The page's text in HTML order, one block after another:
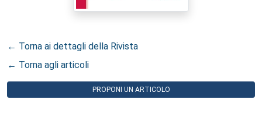
← Torna ai dettagli della Rivista
← Torna agli articoli
PROPONI UN ARTICOLO